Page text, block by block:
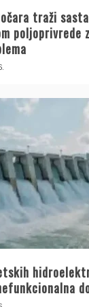
traži
poljoprivrede